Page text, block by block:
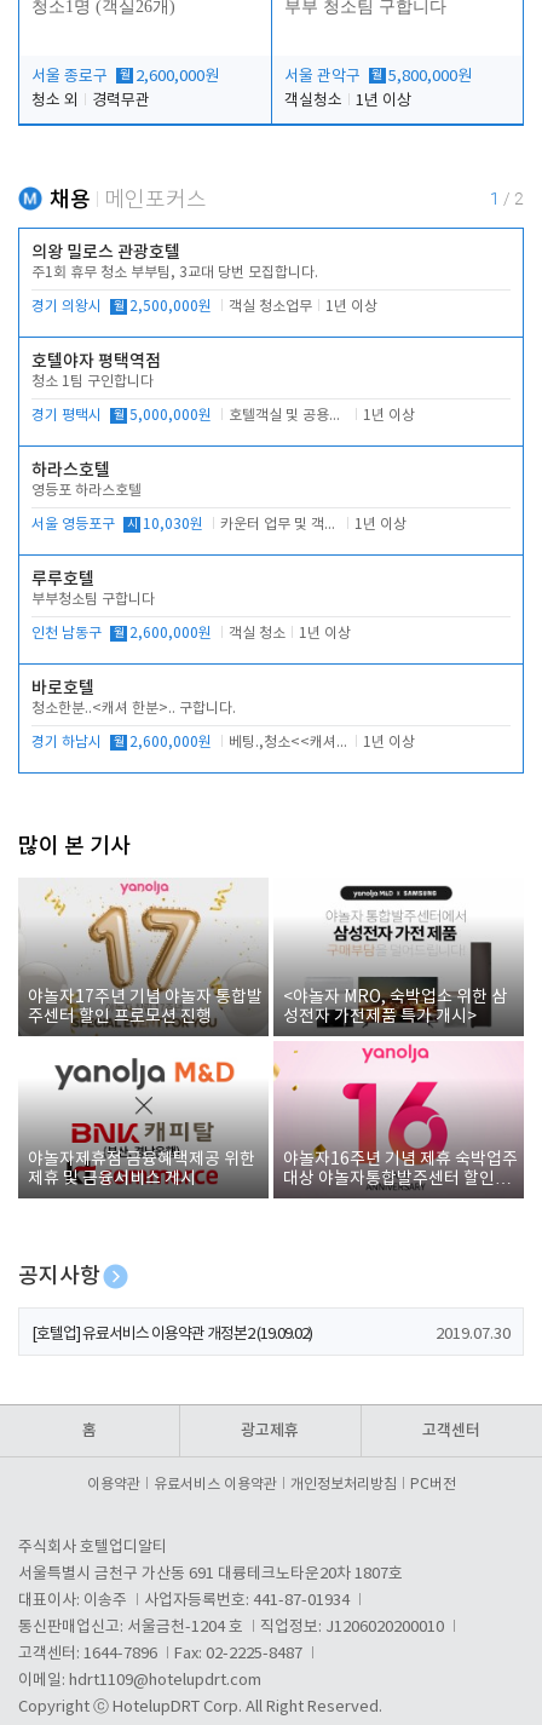
청소1명 (객실26개)
서울 종로구 월 2,600,000원
청소 외
경력무관
부부 청소팀 구합니다
서울 관악구 월 5,800,000원
객실청소
1년 이상
채용 메인포커스 1 / 2
의왕 밀로스 관광호텔
주1회 휴무 청소 부부팀, 3교대 당번 모집합니다.
경기 의왕시 월 2,500,000원 객실 청소업무 1년 이상
호텔야자 평택역점
청소 1팀 구인합니다
경기 평택시 월 5,000,000원 호텔객실 및 공용시설 청소 관리 1년 이상
하라스호텔
영등포 하라스호텔
서울 영등포구 시 10,030원 카운터 업무 및 객실관리(청소상태 확인, 객실판매) 1년 이상
루루호텔
부부청소팀 구합니다
인천 남동구 월 2,600,000원 객실 청소 1년 이상
바로호텔
청소한분..<캐셔 한분>.. 구합니다.
경기 하남시 월 2,600,000원 베팅.,청소<<캐셔 모셔봅니다. 1년 이상
많이 본 기사
야놀자17주년 기념 야놀자 통합발
주센터 할인 프로모션 진행
<야놀자 MRO, 숙박업소 위한 삼
성전자 가전제품 특가 개시>
야놀자제휴점 금융혜택제공 위한
제휴 및 금융서비스 게시
야놀자16주년 기념 제휴 숙박업주
대상 야놀자통합발주센터 할인쿠
폰 증정
공지사항
[호텔업] 개인정보 처리방침 개정본1 (19.09.02)
[호텔업] 유료서비스 이용약관 개정본2 (19.09.02) 2019.07.30
홈 광고제휴 고객센터
이용약관 유료서비스 이용약관 개인정보처리방침 PC버전
주식회사 호텔업디알티
서울특별시 금천구 가산동 691 대륭테크노타운20차 1807호
대표이사: 이송주
사업자등록번호: 441-87-01934
통신판매업신고: 서울금천-1204 호
직업정보: J1206020200010
고객센터: 1644-7896
Fax: 02-2225-8487
이메일: hdrt1109@hotelupdrt.com
Copyright ⓒ HotelupDRT Corp. All Right Reserved.